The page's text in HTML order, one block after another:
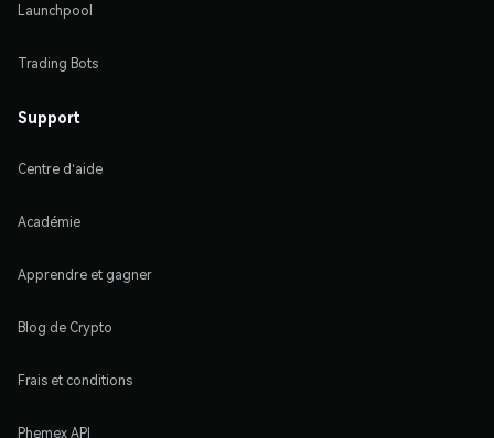
Launchpool
Trading Bots
Support
Centre d'aide
Académie
Apprendre et gagner
Blog de Crypto
Frais et conditions
Phemex API